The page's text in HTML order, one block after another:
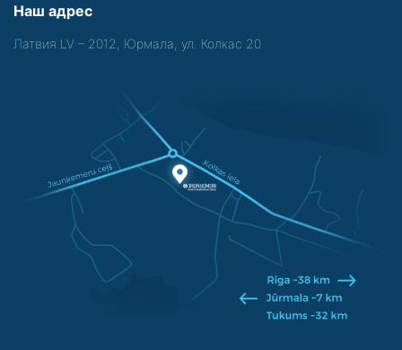
Наш адрес
Латвия LV – 2012, Юрмала, ул. Колкас 20